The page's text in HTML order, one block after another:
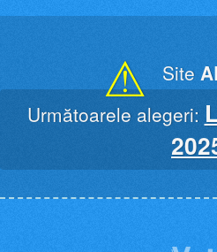
⚠ Site
Următoarele alegeri: